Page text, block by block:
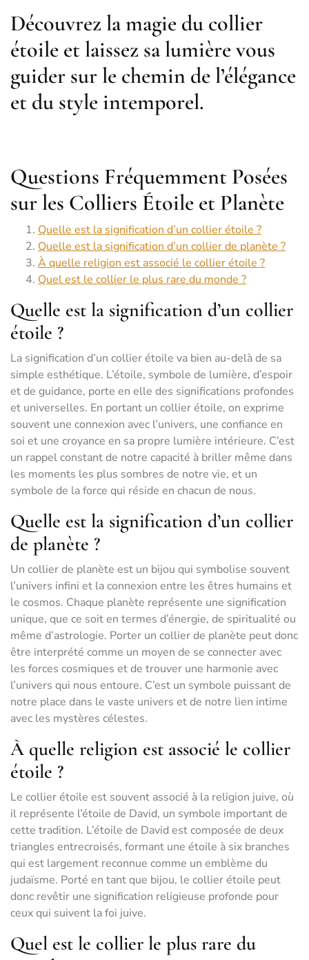
Découvrez la magie du collier
étoile et laissez sa lumière vous
guider sur le chemin de l’élégance
et du style intemporel.
Questions Fréquemment Posées
sur les Colliers Étoile et Planète
Quelle est la signification d’un collier étoile ?
Quelle est la signification d’un collier de planète ?
À quelle religion est associé le collier étoile ?
Quel est le collier le plus rare du monde ?
Quelle est la signification d’un collier
étoile ?
La signification d’un collier étoile va bien au-delà de sa
simple esthétique. L’étoile, symbole de lumière, d’espoir
et de guidance, porte en elle des significations profondes
et universelles. En portant un collier étoile, on exprime
souvent une connexion avec l’univers, une confiance en
soi et une croyance en sa propre lumière intérieure. C’est
un rappel constant de notre capacité à briller même dans
les moments les plus sombres de notre vie, et un
symbole de la force qui réside en chacun de nous.
Quelle est la signification d’un collier
de planète ?
Un collier de planète est un bijou qui symbolise souvent
l’univers infini et la connexion entre les êtres humains et
le cosmos. Chaque planète représente une signification
unique, que ce soit en termes d’énergie, de spiritualité ou
même d’astrologie. Porter un collier de planète peut donc
être interprété comme un moyen de se connecter avec
les forces cosmiques et de trouver une harmonie avec
l’univers qui nous entoure. C’est un symbole puissant de
notre place dans le vaste univers et de notre lien intime
avec les mystères célestes.
À quelle religion est associé le collier
étoile ?
Le collier étoile est souvent associé à la religion juive, où
il représente l’étoile de David, un symbole important de
cette tradition. L’étoile de David est composée de deux
triangles entrecroisés, formant une étoile à six branches
qui est largement reconnue comme un emblème du
judaïsme. Porté en tant que bijou, le collier étoile peut
donc revêtir une signification religieuse profonde pour
ceux qui suivent la foi juive.
Quel est le collier le plus rare du